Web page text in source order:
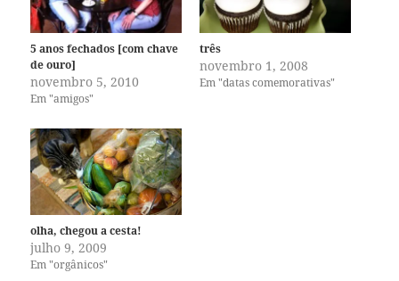
5 anos fechados [com chave
de ouro]
novembro 5, 2010
Em "amigos"
três
novembro 1, 2008
Em "datas comemorativas"
olha, chegou a cesta!
julho 9, 2009
Em "orgânicos"